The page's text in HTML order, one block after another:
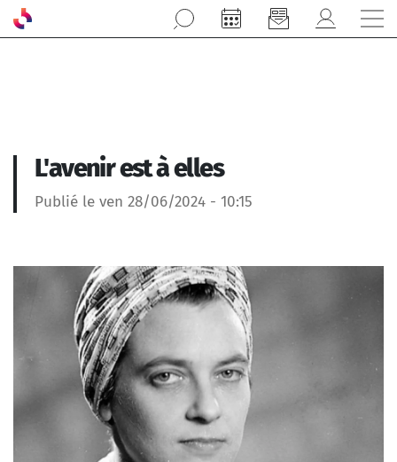
Aller au contenu principal
L'avenir est à elles
Publié le ven 28/06/2024 - 10:15